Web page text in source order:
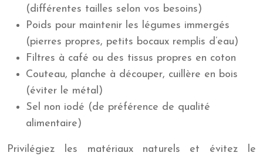
(différentes tailles selon vos besoins)
Poids pour maintenir les légumes immergés
(pierres propres, petits bocaux remplis d’eau)
Filtres à café ou des tissus propres en coton
Couteau, planche à découper, cuillère en bois
(éviter le métal)
Sel non iodé (de préférence de qualité
alimentaire)
Privilégiez les matériaux naturels et évitez le